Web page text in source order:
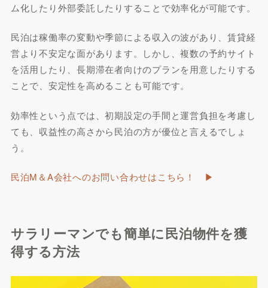
ム化したり外部委託したりすることで効率化が可能です。
民泊は稼働率の変動や季節による収入の波があり、賃貸経
営より不安定な面があります。しかし、複数の予約サイト
を活用したり、長期滞在者向けのプランを用意したりする
ことで、安定性を高めることも可能です。
効率性という点では、初期設定の手間と運営負担を考慮し
ても、収益性の高さから民泊の方が優位と言えるでしょ
う。
民泊M＆A会社へのお問い合わせはこちら！ ▶︎
サラリーマンでも簡単に民泊物件を獲
得する方法